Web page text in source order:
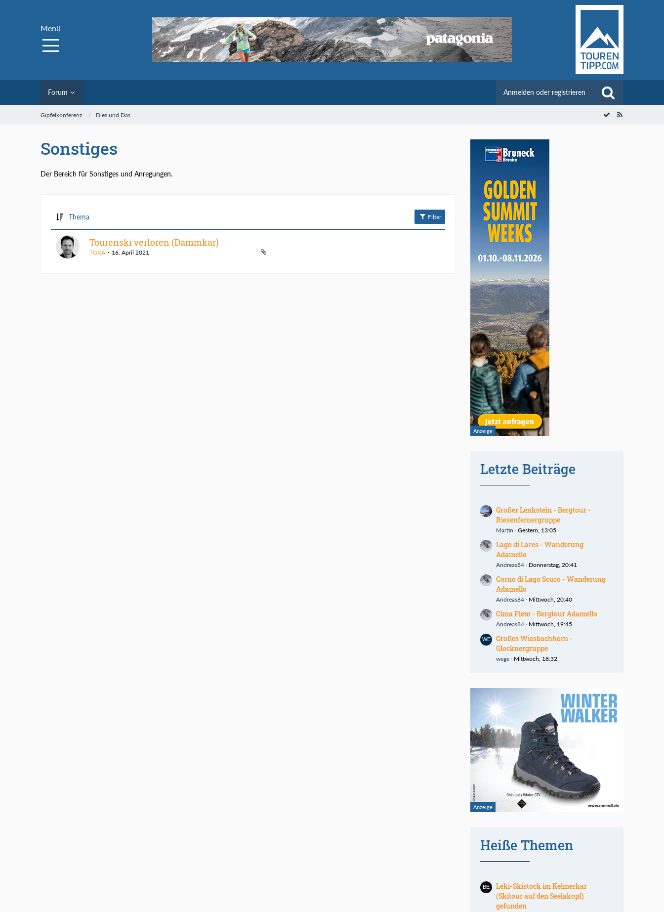
Menü
Forum Anmelden oder registrieren
Gipfelkonferenz Dies und Das
Sonstiges
Der Bereich für Sonstiges und Anregungen.
Thema Filter
Tourenski verloren (Dammkar)
TGRA 16. April 2021
Letzte Beiträge
Großer Lenkstein - Bergtour -
Riesenfernergruppe
Martin Gestern, 13:05
Lago di Lares - Wanderung
Adamello
Andreas84 Donnerstag, 20:41
Corno di Lago Scuro - Wanderung
Adamello
Andreas84 Mittwoch, 20:40
Cima Plem - Bergtour Adamello
Andreas84 Mittwoch, 19:45
Großes Wiesbachhorn -
Glocknergruppe
wege Mittwoch, 18:32
Heiße Themen
Leki-Skistock im Kelmerkar
(Skitour auf den Seelakopf)
gefunden